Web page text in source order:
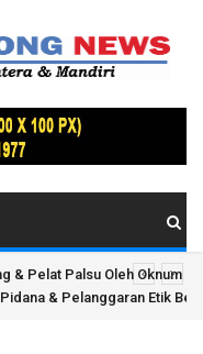
& Pelat Palsu Oleh Oknum
& Pelanggaran Etik